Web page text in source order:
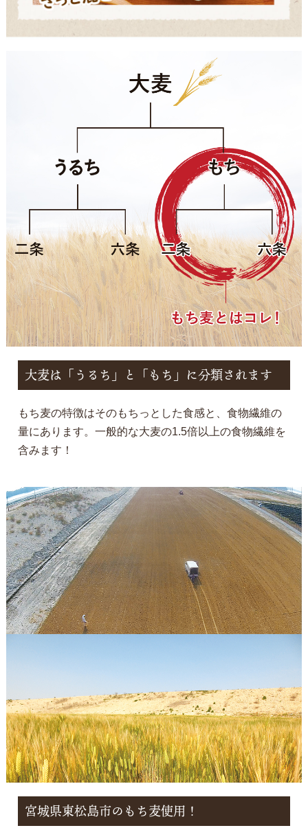
大麦は「うるち」と「もち」に分類されます
もち麦の特徴はそのもちっとした食感と、食物繊維の
量にあります。一般的な大麦の1.5倍以上の食物繊維を
含みます！
宮城県東松島市のもち麦使用！